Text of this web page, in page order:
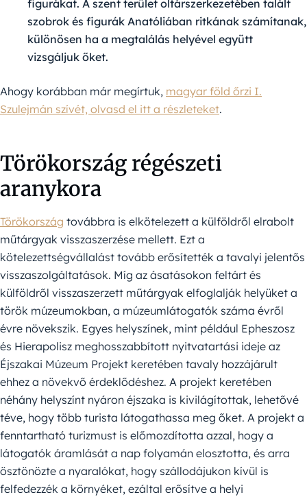
figurákat. A szent terület oltárszerkezetében talált
szobrok és figurák Anatóliában ritkának számítanak,
különösen ha a megtalálás helyével együtt
vizsgáljuk őket.
Ahogy korábban már megírtuk, magyar föld őrzi I.
Szulejmán szívét, olvasd el itt a részleteket.
Törökország régészeti
aranykora
Törökország továbbra is elkötelezett a külföldről elrabolt
műtárgyak visszaszerzése mellett. Ezt a
kötelezettségvállalást tovább erősítették a tavalyi jelentős
visszaszolgáltatások. Míg az ásatásokon feltárt és
külföldről visszaszerzett műtárgyak elfoglalják helyüket a
török múzeumokban, a múzeumlátogatók száma évről
évre növekszik. Egyes helyszínek, mint például Epheszosz
és Hierapolisz meghosszabbított nyitvatartási ideje az
Éjszakai Múzeum Projekt keretében tavaly hozzájárult
ehhez a növekvő érdeklődéshez. A projekt keretében
néhány helyszínt nyáron éjszaka is kivilágítottak, lehetővé
téve, hogy több turista látogathassa meg őket. A projekt a
fenntartható turizmust is előmozdította azzal, hogy a
látogatók áramlását a nap folyamán elosztotta, és arra
ösztönözte a nyaralókat, hogy szállodájukon kívül is
felfedezzék a környéket, ezáltal erősítve a helyi